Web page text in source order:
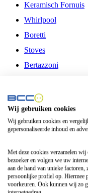
Keramisch Fornuis
Whirlpool
Boretti
Stoves
Bertazzoni
Fitelli
Airfryer
Frituurpan
Contactgrill
Broodbakmachine
Broodrooster
Wij gebruiken cookies
Wij gebruiken cookies en
gepersonaliseerde inhoud en
Met deze cookies verzamelen wij
bezoeker en volgen we uw
aan de hand van unieke
persoonlijke profiel op. Hiermee
voorkeuren. Ook kunnen wij zo